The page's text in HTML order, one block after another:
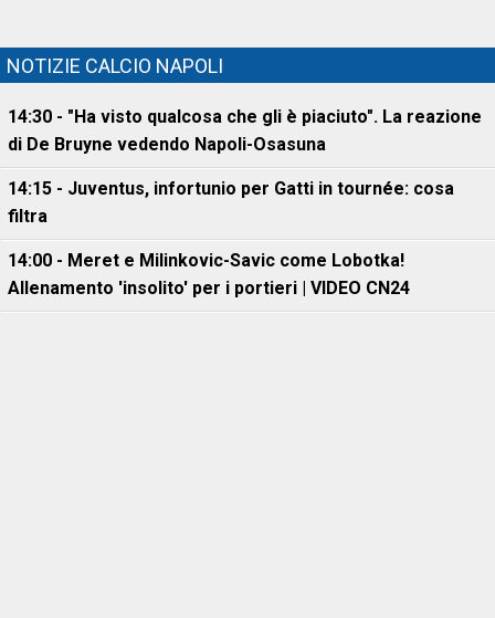
NOTIZIE CALCIO NAPOLI
14:30 - "Ha visto qualcosa che gli è piaciuto". La reazione
di De Bruyne vedendo Napoli-Osasuna
14:15 - Juventus, infortunio per Gatti in tournée: cosa
filtra
14:00 - Meret e Milinkovic-Savic come Lobotka!
Allenamento 'insolito' per i portieri | VIDEO CN24